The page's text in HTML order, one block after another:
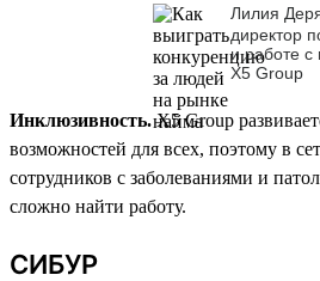
Лилия
директор
и работе с
Х5 Group
Инклюзивность.X5 Group
возможностей для всех, поэтому в
сотрудников с заболеваниями и
сложно найти работу.
СИБУР